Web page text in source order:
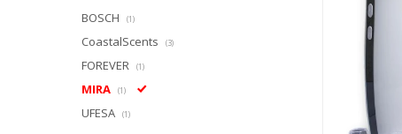
BOSCH (1)
CoastalScents (3)
FOREVER (1)
MIRA (1)
UFESA (1)